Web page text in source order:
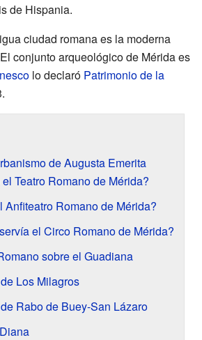
de Hispania.
ciudad romana es la moderna
conjunto arqueológico de Mérida es
lo declaró Patrimonio de la
de Augusta Emerita
Teatro Romano de Mérida?
Anfiteatro Romano de Mérida?
el Circo Romano de Mérida?
sobre el Guadiana
Los Milagros
Rabo de Buey-San Lázaro